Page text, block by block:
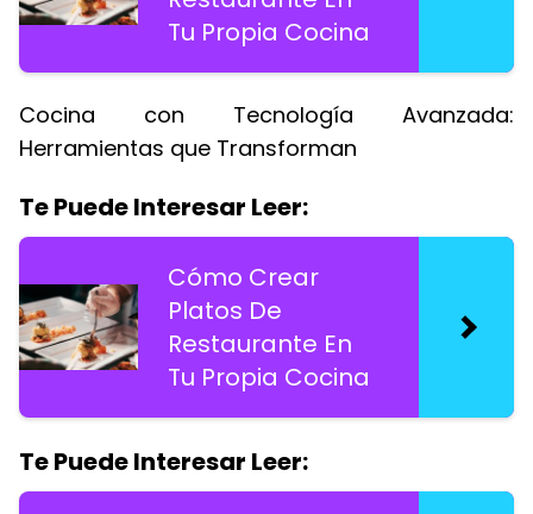
Tu Propia Cocina
Cocina con Tecnología Avanzada:
Herramientas que Transforman
Te Puede Interesar Leer:
Cómo Crear
Platos De
Restaurante En
Tu Propia Cocina
Te Puede Interesar Leer: